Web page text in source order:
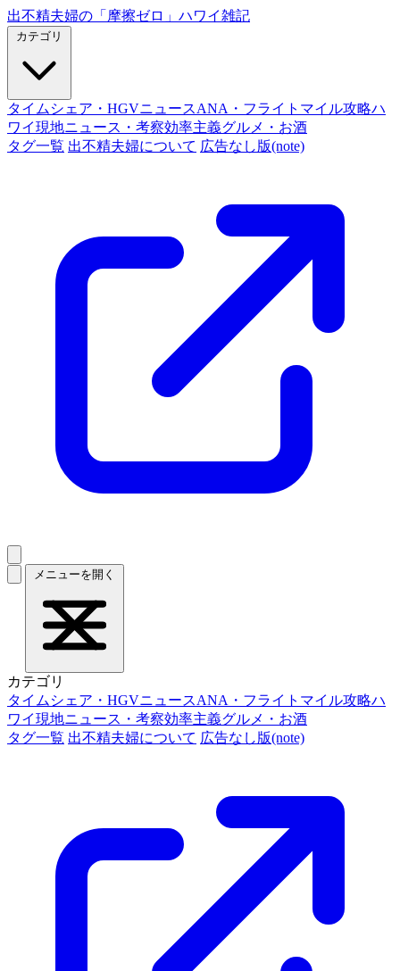
出不精夫婦の 「摩擦ゼロ」 ハワイ雑記
タイムシェア・HGVニュースANA・フライトマイル攻略ハ
ワイ現地ニュース・考察効率主義グルメ・お酒
タグ一覧 出不精夫婦について 広告なし版(note)
メニューを開く
カテゴリ
タイムシェア・HGVニュースANA・フライトマイル攻略ハ
ワイ現地ニュース・考察効率主義グルメ・お酒
タグ一覧 出不精夫婦について 広告なし版(note)